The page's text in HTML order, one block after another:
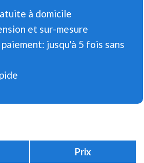
à domicile
et sur-mesure
jusqu'à 5 fois sans
Prix